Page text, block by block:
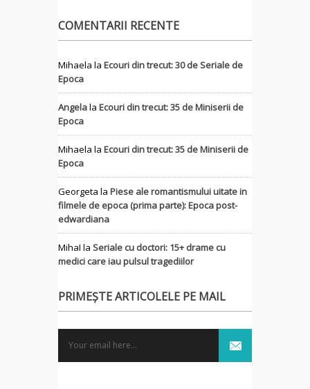
COMENTARII RECENTE
Mihaela la Ecouri din trecut: 30 de Seriale de
Epoca
Angelala Ecouri din trecut: 35 de Miniserii de
Epoca
Mihaela la Ecouri din trecut: 35 de Miniserii de
Epoca
Georgeta la Piese ale romantismului uitate in
filmele de epoca (prima parte): Epoca post-
edwardiana
MihaI la Seriale cu doctori: 15+ drame cu
medici care iau pulsul tragediilor
PRIMEȘTE ARTICOLELE PE MAIL